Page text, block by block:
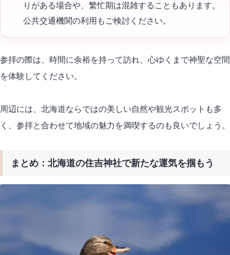
りがある場合や、繁忙期は混雑することもあります。
公共交通機関の利用もご検討ください。
参拝の際は、時間に余裕を持って訪れ、心ゆくまで神聖な空間
を体験してください。
周辺には、北海道ならではの美しい自然や観光スポットも多
く、参拝と合わせて地域の魅力を満喫するのも良いでしょう。
まとめ：北海道の住吉神社で新たな運気を掴もう